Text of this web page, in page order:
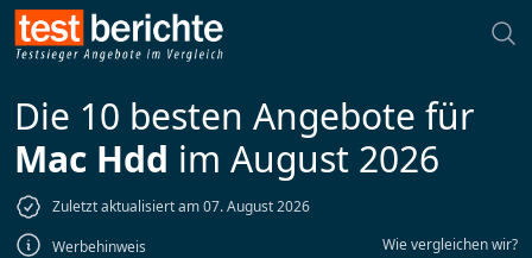
Die 10 besten Angebote für
Mac Hdd im August 2026
Zuletzt aktualisiert am 07. August 2026
Werbehinweis
Wie vergleichen wir?